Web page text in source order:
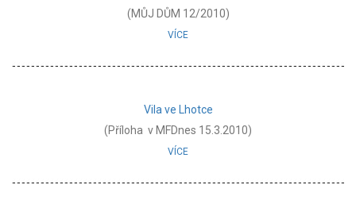
(MŮJ DŮM 12/2010)
VÍCE
Vila ve Lhotce
(Příloha v MFDnes 15.3.2010)
VÍCE